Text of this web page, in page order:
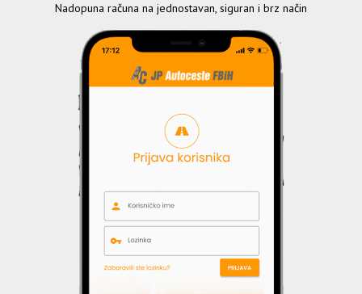
Nadopuna računa na jednostavan, siguran i brz način